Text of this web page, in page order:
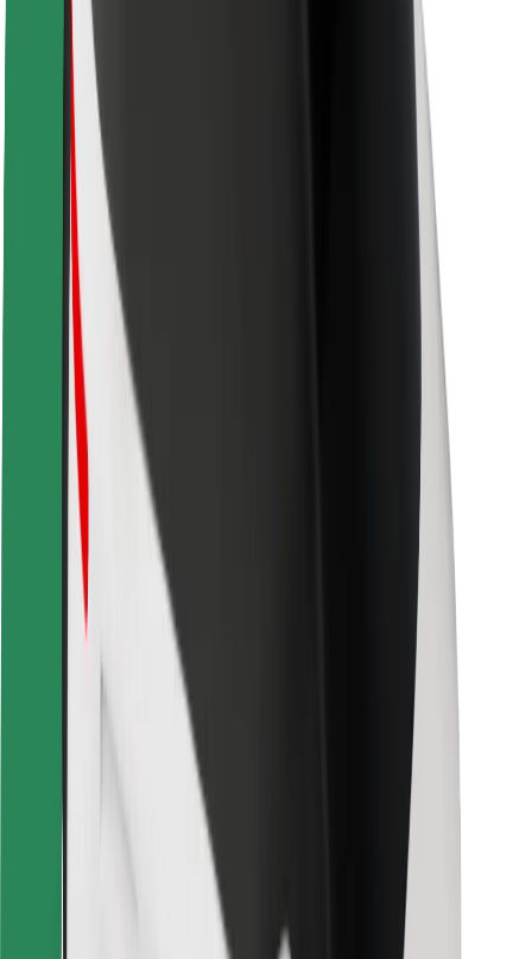
Ασφάλεια
Ασφάλεια σκούτερ
Εργαστήριο ασφάλειας
Πόλεις
Τοποθεσίες
Λύσεις για την πόλη
Αεροδρόμια
Bolt Αποβάθρες Φόρτισης
Υποστήριξη
Για επιβάτες
Για τους οδηγούς
Για μεταφορείς
Bolt Food
Για ιδιοκτήτες στόλου οχημάτων
Για εστιατόρια
Bolt for Business
Όροι & Προϋποθέσεις